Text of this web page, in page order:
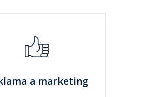
a marketing